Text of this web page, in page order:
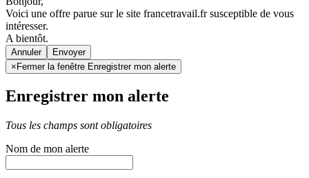
Voici une offre parue sur le site francetravail.fr susceptible de vous
intéresser.
A bientôt.
Annuler
×Fermer la fenêtre Enregistrer mon alerte
Enregistrer mon alerte
Tous les champs sont obligatoires
Nom de mon alerte